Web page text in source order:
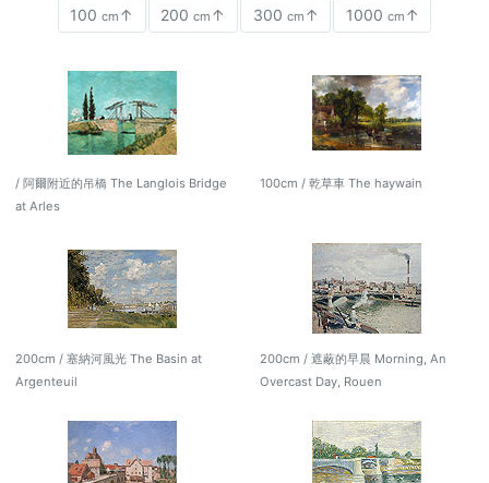
100cm ↑ 200cm ↑ 300 cm ↑ 1000 cm ↑
/ 阿爾附近的吊橋 The Langlois Bridge
at Arles
100cm / 乾草車 The haywain
200cm / 塞納河風光 The Basin at
Argenteuil
200cm / 遮蔽的早晨 Morning, An
Overcast Day, Rouen